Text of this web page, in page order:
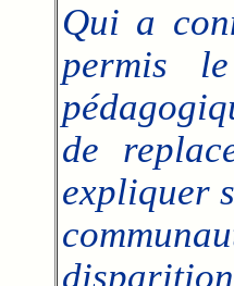
Qui a
permis
de
expliquer